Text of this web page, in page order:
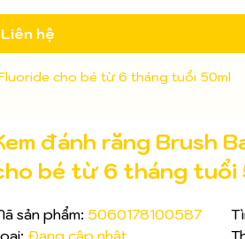
Liên hệ
cho bé từ 6 tháng tuổi 50ml
đánh răng Brush
bé từ 6 tháng tuổi
sản phẩm: 5060178100587
Đang cập nhật